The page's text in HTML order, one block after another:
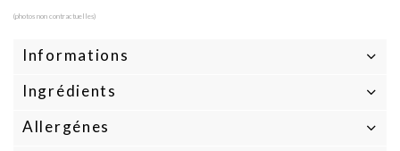
(photos non contractuelles)
Informations
Ingrédients
Allergénes